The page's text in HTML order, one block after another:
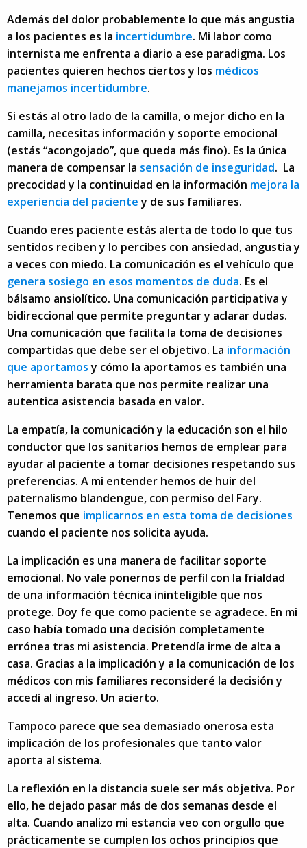
Además del dolor probablemente lo que más angustia
a los pacientes es la incertidumbre. Mi labor como
internista me enfrenta a diario a ese paradigma. Los
pacientes quieren hechos ciertos y los médicos
manejamos incertidumbre.
Si estás al otro lado de la camilla, o mejor dicho en la
camilla, necesitas información y soporte emocional
(estás “acongojado”, que queda más fino). Es la única
manera de compensar la sensación de inseguridad. La
precocidad y la continuidad en la información mejora la
experiencia del pacientey de sus familiares.
Cuando eres paciente estás alerta de todo lo que tus
sentidos reciben y lo percibes con ansiedad, angustia y
a veces con miedo. La comunicación es el vehículo que
genera sosiego en esos momentos de duda. Es el
bálsamo ansiolítico. Una comunicación participativa y
bidireccional que permite preguntar y aclarar dudas.
Una comunicación que facilita la toma de decisiones
compartidas que debe ser el objetivo. La información
que aportamosy cómo la aportamos es también una
herramienta barata que nos permite realizar una
autentica asistencia basada en valor.
La empatía, la comunicación y la educación son el hilo
conductor que los sanitarios hemos de emplear para
ayudar al paciente a tomar decisiones respetando sus
preferencias. A mi entender hemos de huir del
paternalismo blandengue, con permiso del Fary.
Tenemos que implicarnos en esta toma de decisiones
cuando el paciente nos solicita ayuda.
La implicación es una manera de facilitar soporte
emocional. No vale ponernos de perfil con la frialdad
de una información técnica ininteligible que nos
protege. Doy fe que como paciente se agradece. En mi
caso había tomado una decisión completamente
errónea tras mi asistencia. Pretendía irme de alta a
casa. Gracias a la implicación y a la comunicación de los
médicos con mis familiares reconsideré la decisión y
accedí al ingreso. Un acierto.
Tampoco parece que sea demasiado onerosa esta
implicación de los profesionales que tanto valor
aporta al sistema.
La reflexión en la distancia suele ser más objetiva. Por
ello, he dejado pasar más de dos semanas desde el
alta. Cuando analizo mi estancia veo con orgullo que
prácticamente se cumplen los ochos principios que